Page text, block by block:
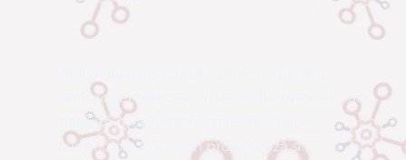
Detalii Hardware & Management